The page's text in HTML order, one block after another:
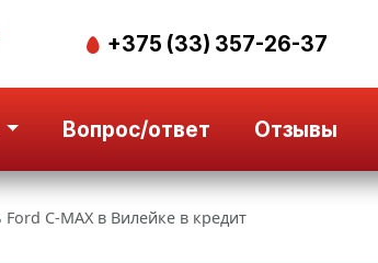
+375 (33) 357-26-37
Вопрос/ответ Отзывы
Ford C-MAX в Вилейке в кредит